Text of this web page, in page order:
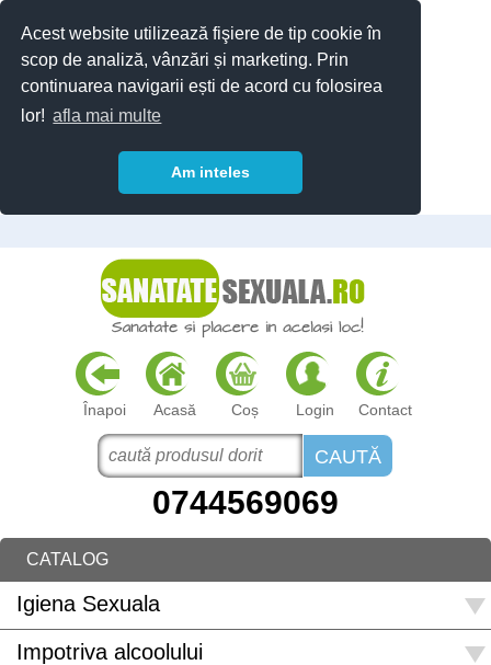
Acest website utilizează fişiere de tip cookie în
scop de analiză, vânzări și marketing. Prin
continuarea navigarii ești de acord cu folosirea
lor! afla mai multe
Am inteles
Înapoi Acasă Coș Login Contact
0744569069
CATALOG
Igiena Sexuala
Impotriva alcoolului